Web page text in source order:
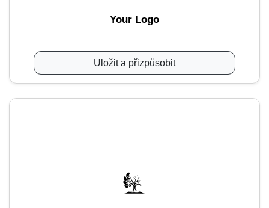
Your Logo
Uložit a přizpůsobit